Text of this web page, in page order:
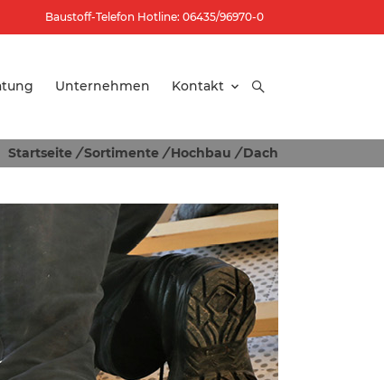
Baustoff-Telefon Hotline: 06435/96970-0
Unternehmen Kontakt
Startseite / Sortimente / Hochbau / Dach